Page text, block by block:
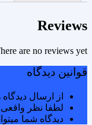
Reviews
are no reviews yet.
قوانین دیدگاه
از ارسال
لطفا نظر واقعی
دیدگاه شما